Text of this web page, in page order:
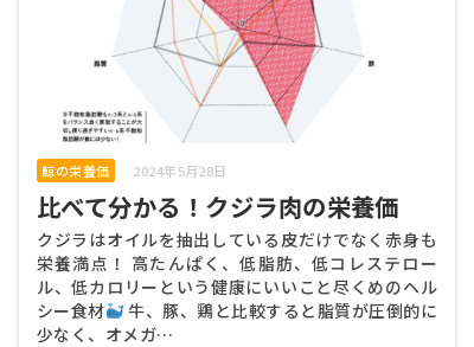
鯨の栄養価 2024年5月28日
比べて分かる！クジラ肉の栄養価
クジラはオイルを抽出している皮だけでなく赤身も
栄養満点！ 高たんぱく、低脂肪、低コレステロー
ル、低カロリーという健康にいいこと尽くめのヘル
シー食材
牛、豚、鶏と比較すると脂質が圧倒的に
少なく、オメガ…